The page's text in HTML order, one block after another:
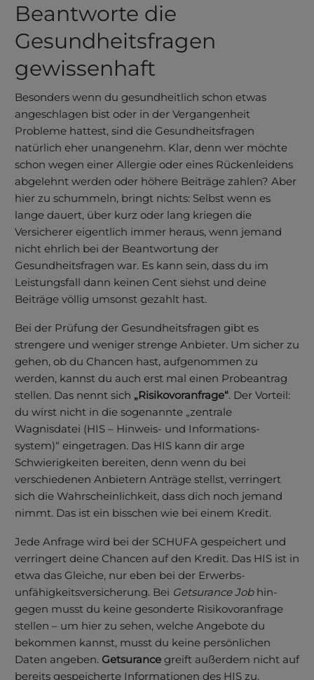
Beantworte die
Gesundheits­fragen
gewissenhaft
Besonders wenn du gesundheitlich schon etwas
angeschlagen bist oder in der Vergangenheit
Probleme hattest, sind die Gesundheits­fragen
natürlich eher unangenehm. Klar, denn wer möchte
schon wegen einer Allergie oder eines Rückenleidens
abgelehnt werden oder höhere Beiträge zahlen? Aber
hier zu schummeln, bringt nichts: Selbst wenn es
lange dauert, über kurz oder lang kriegen die
Versicherer eigentlich immer heraus, wenn jemand
nicht ehrlich bei der Beantwortung der
Gesundheitsfragen war. Es kann sein, dass du im
Leistungsfall dann keinen Cent siehst und deine
Beiträge völlig umsonst gezahlt hast.
Bei der Prüfung der Gesundheits­fragen gibt es
strengere und weniger strenge Anbieter. Um sicher zu
gehen, ob du Chancen hast, aufgenommen zu
werden, kannst du auch erst mal einen Probeantrag
stellen. Das nennt sich „Risikovor­anfrage“. Der Vorteil:
du wirst nicht in die sogenannte „zentrale
Wagnisdatei (HIS – Hinweis- und Informations­
system)“ eingetragen. Das HIS kann dir arge
Schwierigkeiten bereiten, denn wenn du bei
verschiedenen Anbietern Anträge stellst, verringert
sich die Wahr­schein­lich­keit, dass dich noch jemand
nimmt. Das ist ein bisschen wie bei einem Kredit.
Jede Anfrage wird bei der SCHUFA gespeichert und
verringert deine Chancen auf den Kredit. Das HIS ist in
etwa das Gleiche, nur eben bei der Erwerbs­
unfähigkeits­versicherung. Bei Get­surance Jobhin­
gegen musst du keine geson­derte Risiko­voran­frage
stellen – um hier zu sehen, welche Ange­bote du
bekommen kannst, musst du keine persön­lichen
Daten angeben. Get­surance greift außer­dem nicht auf
bereits gespei­cherte Informationen des HIS zu.